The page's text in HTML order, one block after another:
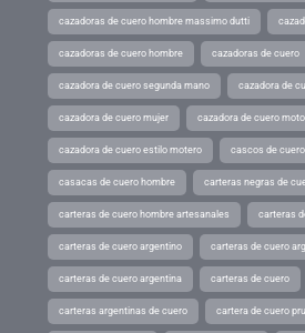
cazadoras de cuero hombre massimo dutti
cazadoras de cuero hombre cazadoras de cuero
cazadora de cuero segunda mano cazadora de
cazadora de cuero mujer cazadora de cuero moto
cazadora de cuero estilo motero cascos de cuero
casacas de cuero hombre carteras negras de
carteras de cuero hombre artesanales carteras
carteras de cuero argentino carteras de cuero
carteras de cuero argentina carteras de cuero
carteras argentinas de cuero cartera de cuero